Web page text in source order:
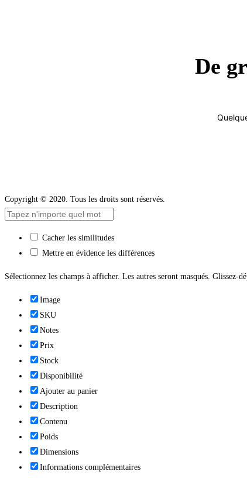
De
Copyright © 2020. Tous les droits sont réservés.
Cacher les similitudes
Mettre en évidence les différences
Sélectionnez les champs à afficher. Les autres seront masqués. Glissez-
Image
SKU
Notes
Prix
Stock
Disponibilité
Ajouter au panier
Description
Contenu
Poids
Dimensions
Informations complémentaires